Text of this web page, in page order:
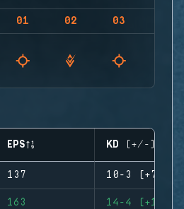
01 02 03
EPS KD (+/-)
137 10-3 (+7)
163 14-4 (+10)